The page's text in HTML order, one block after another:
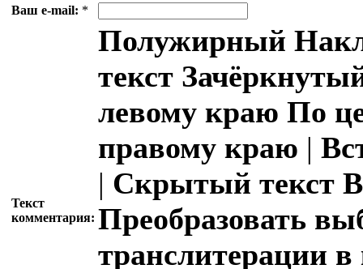
Ваш e-mail: *
Текст
комментария:
Полужирный
текст
левому краю По
правому краю |
| Скрытый текст
Преобразовать
транслитерации